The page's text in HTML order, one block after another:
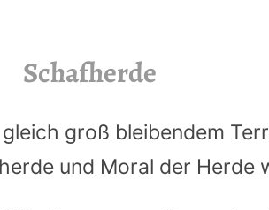
Schafherde
groß bleibendem
und Moral der Herde